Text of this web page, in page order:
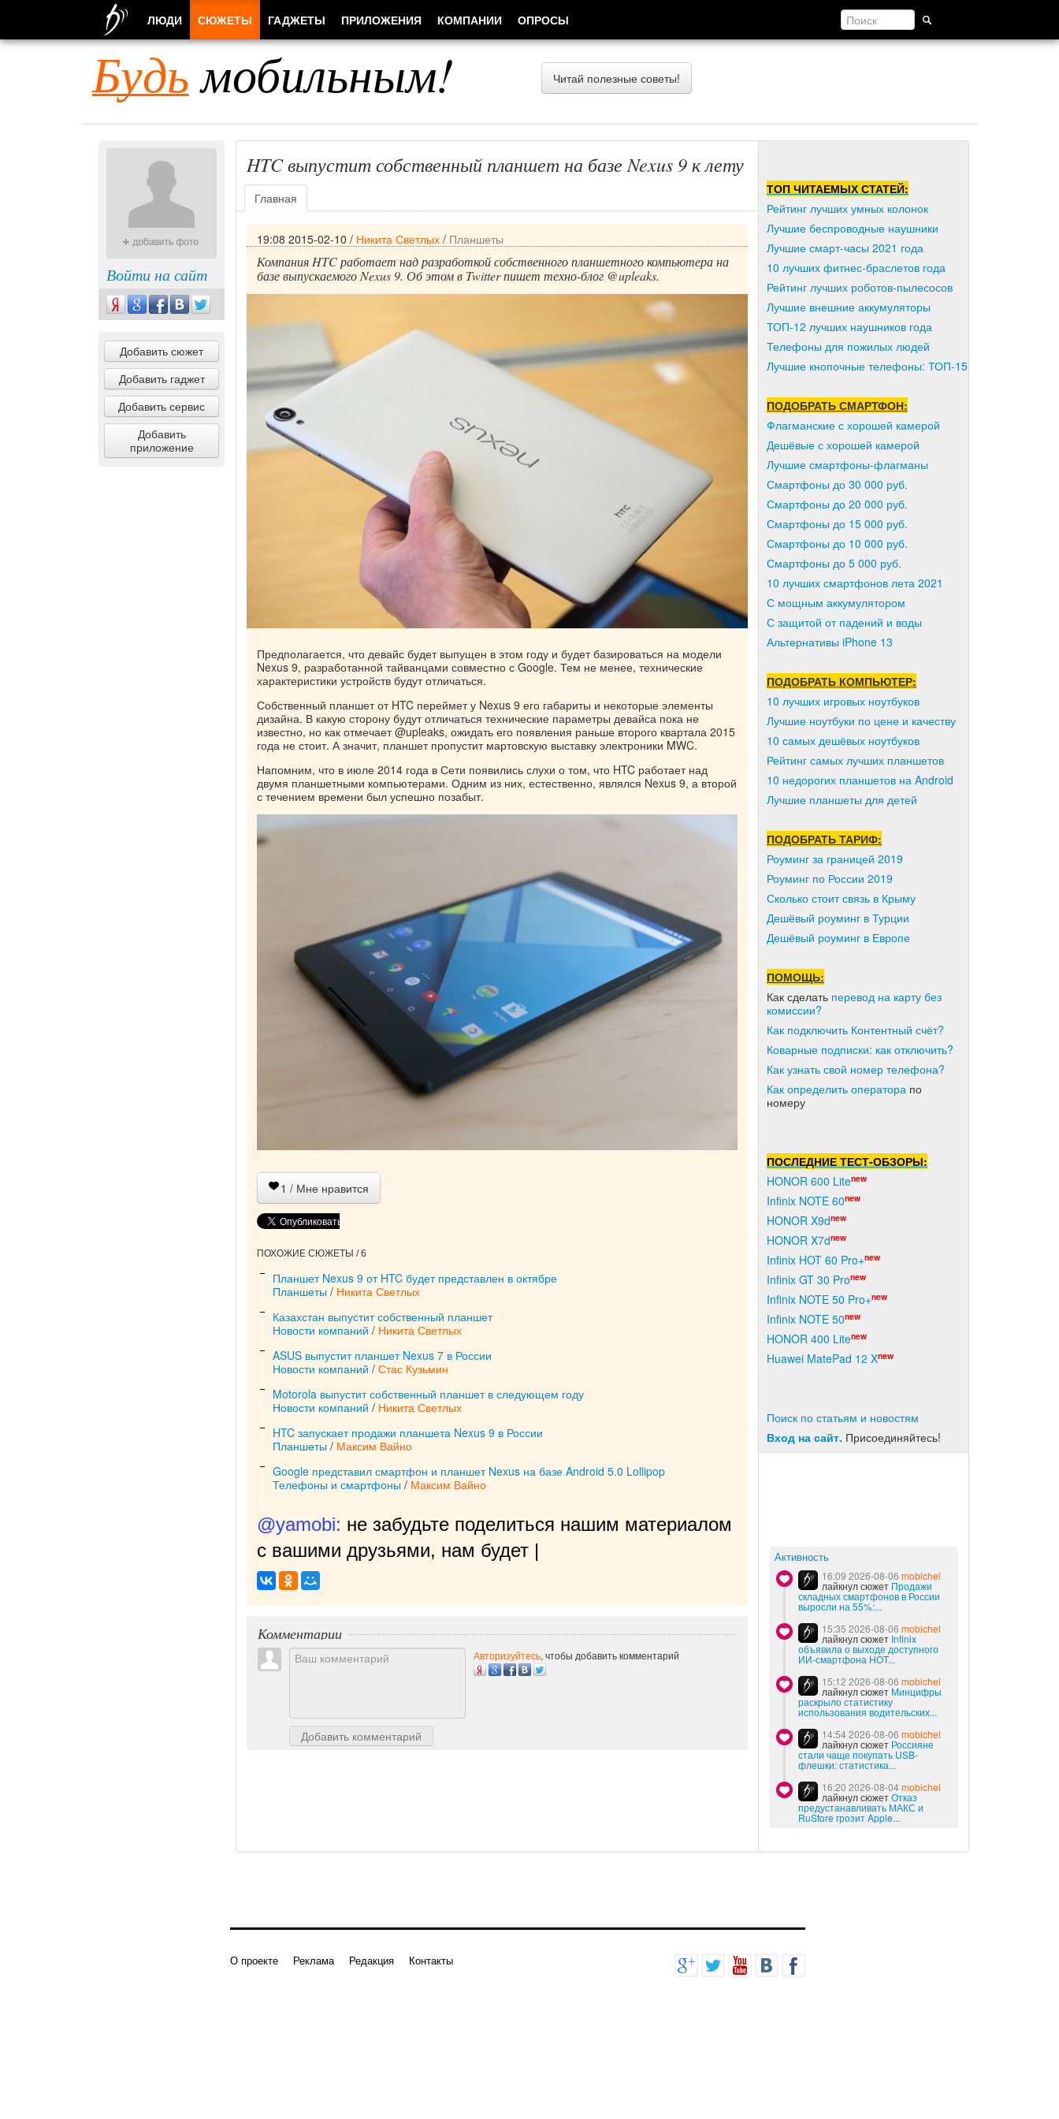
Будьмобильным! Читай полезные советы!
Войти на сайт
Добавить сюжет
Добавить гаджет
Добавить сервис
Добавить
приложение
HTC выпустит собственный планшет на базе Nexus 9 к лету
Главная
19:08 2015-02-10 / Никита Светлых / Планшеты
Компания HTC работает над разработкой собственного планшетного компьютера на
базе выпускаемого Nexus 9. Об этом в Twitter пишет техно-блог @upleaks.
Предполагается, что девайс будет выпущен в этом году и будет базироваться на модели
Nexus 9, разработанной тайванцами совместно с Google. Тем не менее, технические
характеристики устройств будут отличаться.
Собственный планшет от HTC переймет у Nexus 9 его габариты и некоторые элементы
дизайна. В какую сторону будут отличаться технические параметры девайса пока не
известно, но как отмечает @upleaks, ожидать его появления раньше второго квартала 2015
года не стоит. А значит, планшет пропустит мартовскую выставку электроники MWC.
Напомним, что в июле 2014 года в Сети появились слухи о том, что HTC работает над
двумя планшетными компьютерами. Одним из них, естественно, являлся Nexus 9, а второй
с течением времени был успешно позабыт.
1 / Мне нравится
ПОХОЖИЕ СЮЖЕТЫ / 6
Планшет Nexus 9 от HTC будет представлен в октябре
Планшеты / Никита Светлых
Казахстан выпустит собственный планшет
Новости компаний / Никита Светлых
ASUS выпустит планшет Nexus 7 в России
Новости компаний / Стас Кузьмин
Motorola выпустит собственный планшет в следующем году
Новости компаний / Никита Светлых
HTC запускает продажи планшета Nexus 9 в России
Планшеты / Максим Вайно
Google представил смартфон и планшет Nexus на базе Android 5.0 Lollipop
Телефоны и смартфоны / Максим Вайно
@yamobi: не забудьте поделиться нашим материалом
с вашими друзьями, нам будет очень приятно!
Комментарии
Добавить комментарий
Авторизуйтесь, чтобы добавить комментарий
ТОП ЧИТАЕМЫХ СТАТЕЙ:
Рейтинг лучших умных колонок
Лучшие беспроводные наушники
Лучшие смарт-часы 2021 года
10 лучших фитнес-браслетов года
Рейтинг лучших роботов-пылесосов
Лучшие внешние аккумуляторы
ТОП-12 лучших наушников года
Телефоны для пожилых людей
Лучшие кнопочные телефоны: ТОП-15
ПОДОБРАТЬ СМАРТФОН:
Флагманские с хорошей камерой
Дешёвые с хорошей камерой
Лучшие смартфоны-флагманы
Смартфоны до 30 000 руб.
Смартфоны до 20 000 руб.
Смартфоны до 15 000 руб.
Смартфоны до 10 000 руб.
Смартфоны до 5 000 руб.
10 лучших смартфонов лета 2021
С мощным аккумулятором
С защитой от падений и воды
Альтернативы iPhone 13
ПОДОБРАТЬ КОМПЬЮТЕР:
10 лучших игровых ноутбуков
Лучшие ноутбуки по цене и качеству
10 самых дешёвых ноутбуков
Рейтинг самых лучших планшетов
10 недорогих планшетов на Android
Лучшие планшеты для детей
ПОДОБРАТЬ ТАРИФ:
Роуминг за границей 2019
Роуминг по России 2019
Сколько стоит связь в Крыму
Дешёвый роуминг в Турции
Дешёвый роуминг в Европе
ПОМОЩЬ:
Как сделать перевод на карту без
комиссии?
Как подключить Контентный счёт?
Коварные подписки: как отключить?
Как узнать свой номер телефона?
Как определить оператора по
номеру
ПОСЛЕДНИЕ ТЕСТ-ОБЗОРЫ:
HONOR 600 Litenew
Infinix NOTE 60new
HONOR X9dnew
HONOR X7dnew
Infinix HOT 60 Pro+new
Infinix GT 30 Pronew
Infinix NOTE 50 Pro+new
Infinix NOTE 50new
HONOR 400 Litenew
Huawei MatePad 12 Xnew
Поиск по статьям и новостям
Вход на сайт. Присоединяйтесь!
Активность
16:09 2026-08-06 mobichel
лайкнул сюжет Продажи
складных смартфонов в России
выросли на 55%:...
15:35 2026-08-06 mobichel
лайкнул сюжет Infinix
объявила о выходе доступного
ИИ-смартфона HOT...
15:12 2026-08-06 mobichel
лайкнул сюжет Минцифры
раскрыло статистику
использования водительских...
14:54 2026-08-06 mobichel
лайкнул сюжет Россияне
стали чаще покупать USB-
флешки: статистика...
16:20 2026-08-04mobichel
лайкнул сюжетОтказ
предустанавливать МАКС и
RuStore грозит Apple...
ЛЮДИ СЮЖЕТЫ ГАДЖЕТЫ ПРИЛОЖЕНИЯ КОМПАНИИ ОПРОСЫ
О проекте Реклама Редакция Контакты